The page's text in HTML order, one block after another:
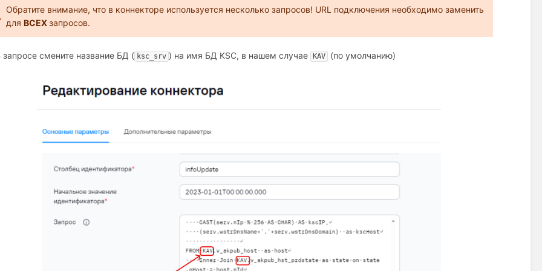
Обратите внимание, что в коннекторе используется несколько запросов! URL подключения необходимо заменить
дляВСЕХзапросов.
запросе смените название БД ( ksc_srv ) на имя БД KSC, в нашем случае KAV (по умолчанию)